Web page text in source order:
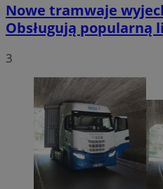
Nowe tramwaje
Obsługują popularną
3